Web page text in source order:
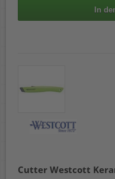
In
Cutter Westcott